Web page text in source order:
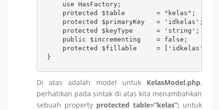
    use HasFactory;
    protected $table        = "kelas";
    protected $primaryKey   = 'idkelas';
    protected $keyType      = 'string';
    public $incrementing    = false;
protected $fillable     =
Di atas adalah model untuk KelasModel.php,
perhatikan pada sintak di atas kita menambahkan
sebuah property protected table=”kelas”; untuk